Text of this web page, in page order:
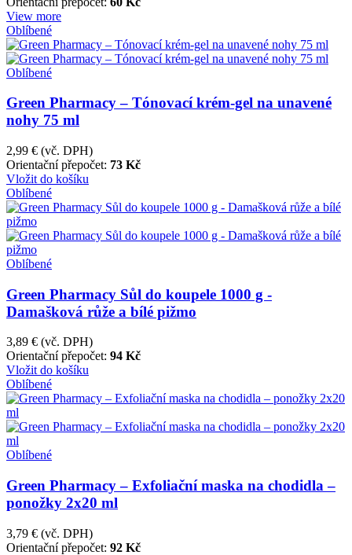
View more
Oblíbené
Oblíbené
Green Pharmacy – Tónovací krém-gel na unavené
nohy 75 ml
2,99 € (vč. DPH)
Orientační přepočet: 73 Kč
Vložit do košíku
Oblíbené
Oblíbené
Green Pharmacy Sůl do koupele 1000 g -
Damašková růže a bílé pižmo
3,89 € (vč. DPH)
Orientační přepočet: 94 Kč
Vložit do košíku
Oblíbené
Oblíbené
Green Pharmacy – Exfoliační maska na chodidla –
ponožky 2x20 ml
3,79 € (vč. DPH)
Orientační přepočet: 92 Kč